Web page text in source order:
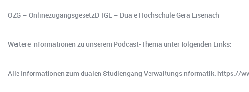
OZG – OnlinezugangsgesetzDHGE – Duale Hochschule Gera Eisenach
Weitere Informationen zu unserem Podcast-Thema unter folgenden Links:
Alle Informationen zum dualen Studiengang Verwaltungsinformatik: https://